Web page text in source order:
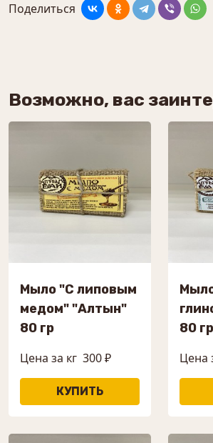
Поделиться
Возможно, вас
Мыло "С липовым
медом" "Алтын"
80 гр
Цена за кг 300 ₽
80 гр
Цена